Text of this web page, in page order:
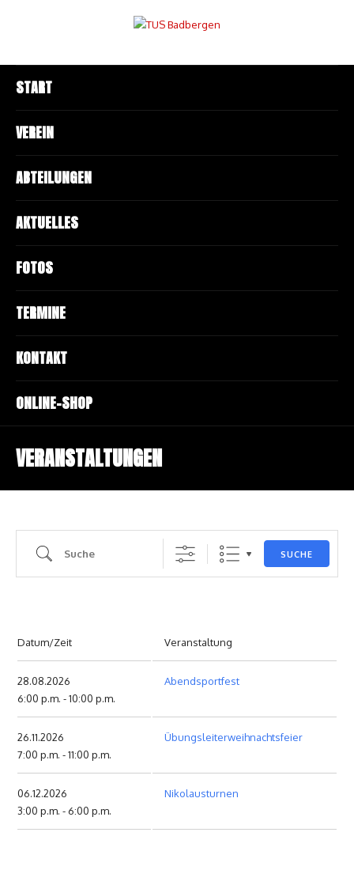
START
VEREIN
ABTEILUNGEN
AKTUELLES
FOTOS
TERMINE
KONTAKT
ONLINE-SHOP
VERANSTALTUNGEN
Suche
SUCHE
Datum/Zeit Veranstaltung
28.08.2026
6:00 p.m. - 10:00 p.m.
Abendsportfest
26.11.2026
7:00 p.m. - 11:00 p.m.
Übungsleiterweihnachtsfeier
06.12.2026
3:00 p.m. - 6:00 p.m.
Nikolausturnen